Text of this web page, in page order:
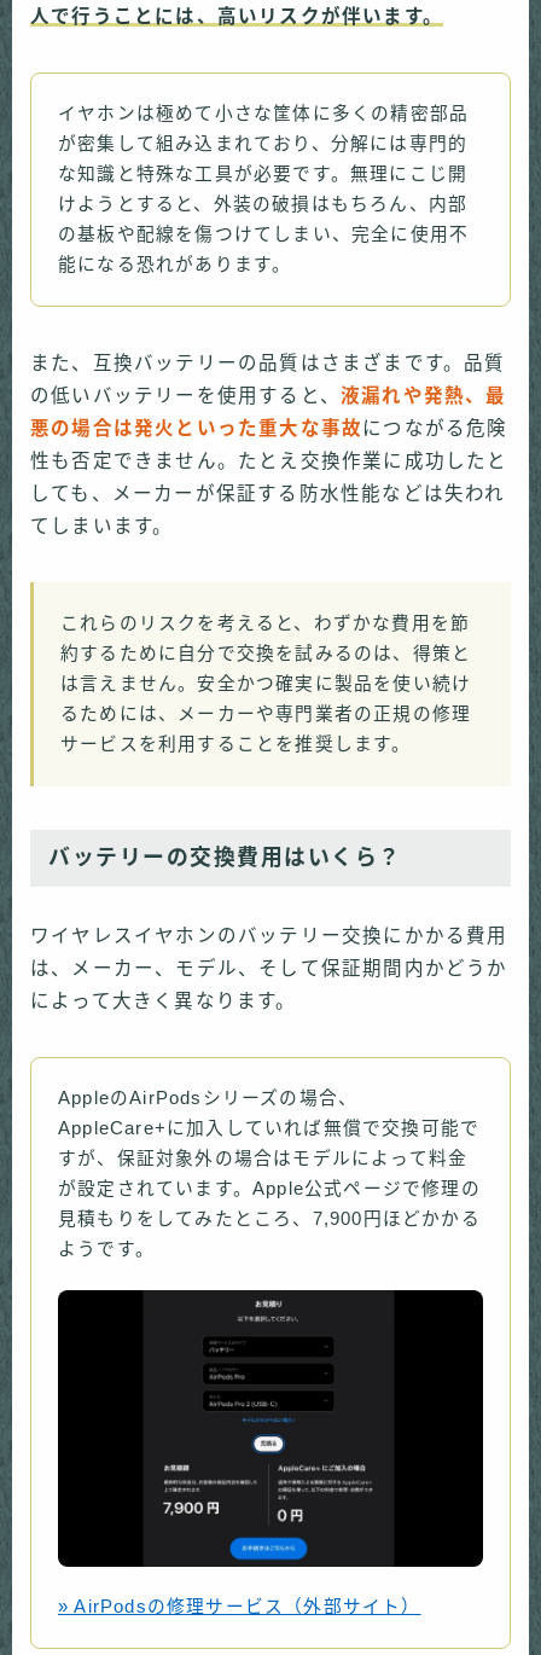
人で行うことには、高いリスクが伴います。
イヤホンは極めて小さな筐体に多くの精密部品
が密集して組み込まれており、分解には専門的
な知識と特殊な工具が必要です。無理にこじ開
けようとすると、外装の破損はもちろん、内部
の基板や配線を傷つけてしまい、完全に使用不
能になる恐れがあります。
また、互換バッテリーの品質はさまざまです。品質
の低いバッテリーを使用すると、 液漏れや発熱、最
悪の場合は発火といった重大な事故 につながる危険
性も否定できません。たとえ交換作業に成功したと
しても、メーカーが保証する防水性能などは失われ
てしまいます。
これらのリスクを考えると、わずかな費用を節
約するために自分で交換を試みるのは、得策と
は言えません。安全かつ確実に製品を使い続け
るためには、メーカーや専門業者の正規の修理
サービスを利用することを推奨します。
バッテリーの交換費用はいくら？
ワイヤレスイヤホンのバッテリー交換にかかる費用
は、メーカー、モデル、そして保証期間内かどうか
によって大きく異なります。
AppleのAirPodsシリーズの場合、
AppleCare+に加入していれば無償で交換可能で
すが、保証対象外の場合はモデルによって料金
が設定されています。Apple公式ページで修理の
見積もりをしてみたところ、7,900円ほどかかる
ようです。
» AirPodsの修理サービス（外部サイト）